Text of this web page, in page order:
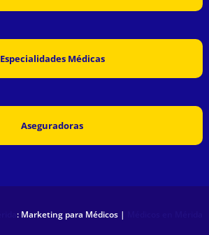
Especialidades Médicas
Aseguradoras
: Marketing para Médicos |